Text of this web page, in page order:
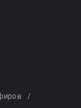
/